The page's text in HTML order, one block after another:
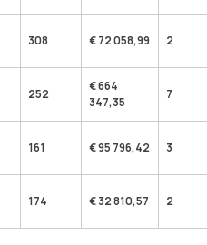
308 € 72 058,99 2
252
€ 664
347,35
7
161 € 95 796,42 3
174 € 32 810,57 2